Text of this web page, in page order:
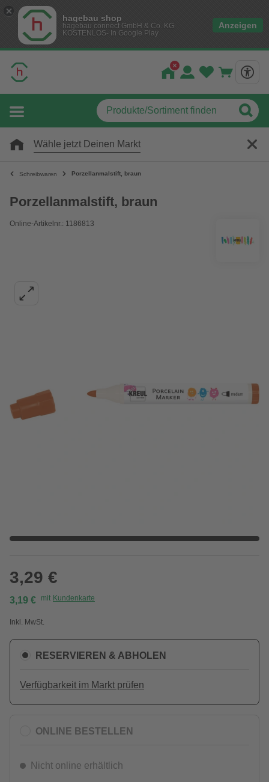
hagebau shop
hagebau connect GmbH & Co. KG
KOSTENLOS- In Google Play
Anzeigen
Wähle jetzt Deinen Markt
Schreibwaren Porzellanmalstift, braun
Porzellanmalstift, braun
Online-Artikelnr.: 1186813
3,29 €
3,19 € mit Kundenkarte
Inkl. MwSt.
RESERVIEREN & ABHOLEN
Verfügbarkeit im Markt prüfen
ONLINE BESTELLEN
Nicht online erhältlich